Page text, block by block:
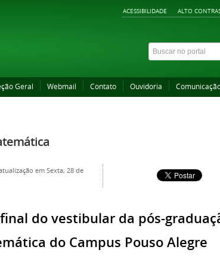
ACESSIBILIDADE ALTO
Geral Webmail Contato Ouvidoria
em Sexta, 28 de
do vestibular da pós-
do Campus Pouso Alegre